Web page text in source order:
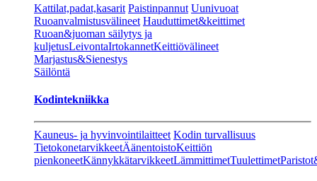
Kattilat,padat,kasarit Paistinpannut Uunivuoat
Ruoanvalmistusvälineet Hauduttimet&keittimet
Ruoan&juoman säilytys ja
kuljetusLeivontaIrtokannetKeittiövälineet
Marjastus&Sienestys
Säilöntä
Kodintekniikka
Kauneus- ja hyvinvointilaitteet Kodin turvallisuus
TietokonetarvikkeetÄänentoistoKeittiön
pienkoneetKännykkätarvikkeetLämmittimetTuulettimet